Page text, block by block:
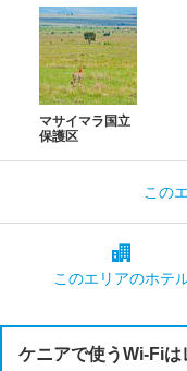
マサイマラ国立
保護区
この
このエリアのホテ
ケニアで使うWi-Fiは